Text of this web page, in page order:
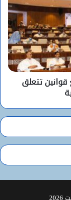
يحيل 6 مشاريع قوانين تتعلق